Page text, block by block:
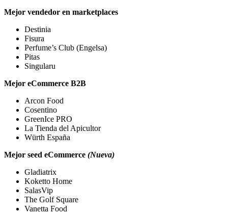
Mejor vendedor en marketplaces
Destinia
Fisura
Perfume’s Club (Engelsa)
Pitas
Singularu
Mejor eCommerce B2B
Arcon Food
Cosentino
GreenIce PRO
La Tienda del Apicultor
Würth España
Mejor seed eCommerce (Nueva)
Gladiatrix
Koketto Home
SalasVip
The Golf Square
Vanetta Food